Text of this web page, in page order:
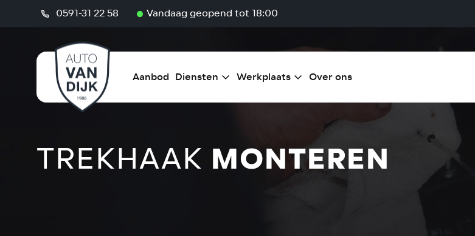
0591-31 22 58 Vandaag geopend tot 18:00
Aanbod Diensten Werkplaats Over ons
Home/Werkplaats Trekhaak
TREKHAAK MONTEREN